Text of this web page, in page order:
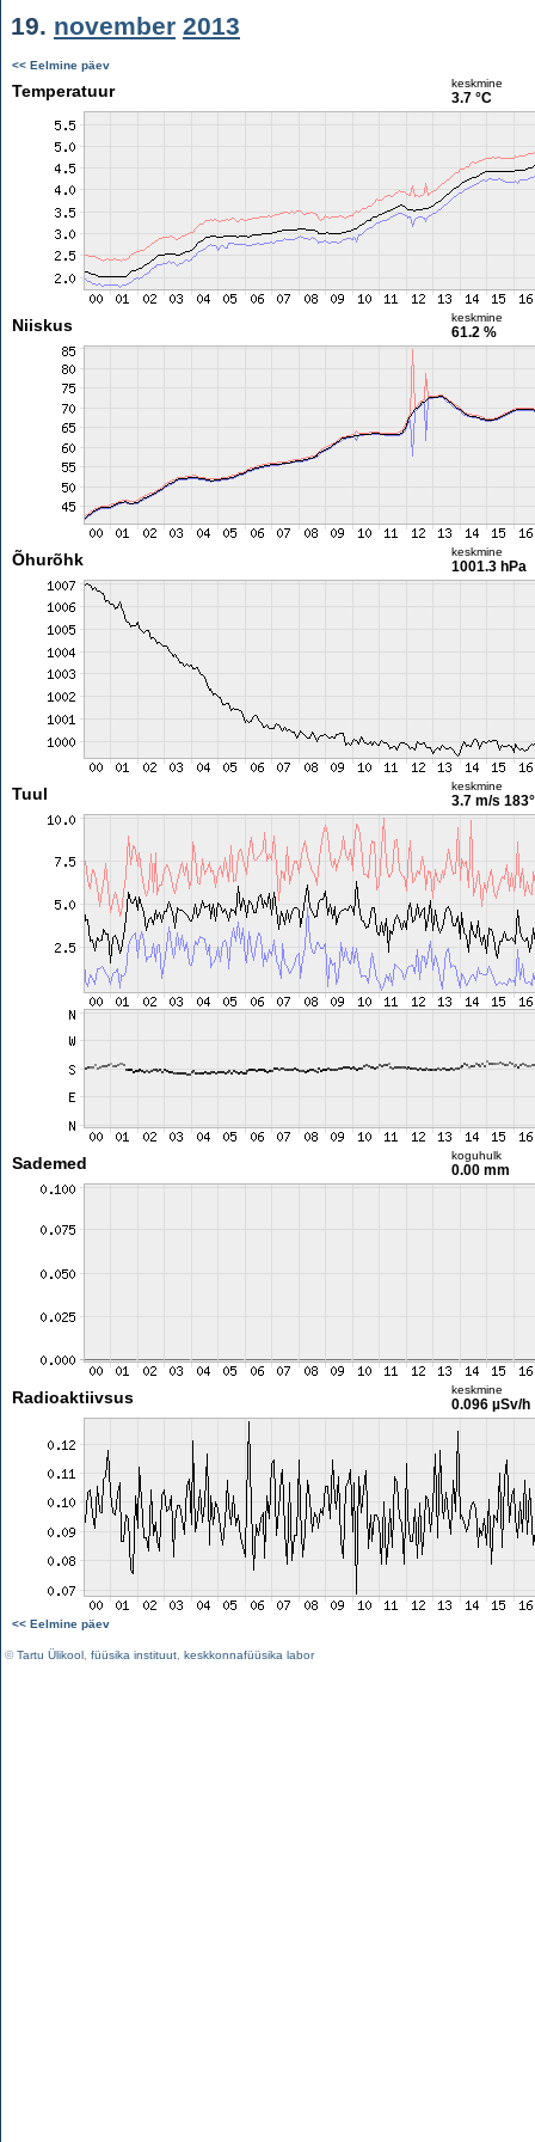
19. november 2013
<< Eelmine päev
Temperatuur keskmine
3.7 °C
Niiskus keskmine
61.2 %
Õhurõhk keskmine
1001.3 hPa
Tuul keskmine
3.7 m/s 183°
Sademed koguhulk
0.00 mm
Radioaktiivsus keskmine
0.096 µSv/h
<< Eelmine päev
©Tartu Ülikool füüsika instituut keskkonnafüüsika labor